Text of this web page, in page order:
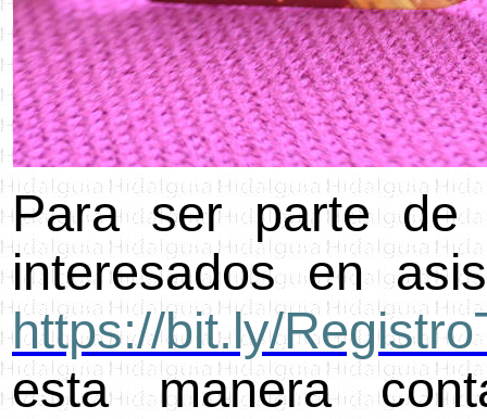
Para ser parte de
interesados en
https://bit.ly/
esta manera